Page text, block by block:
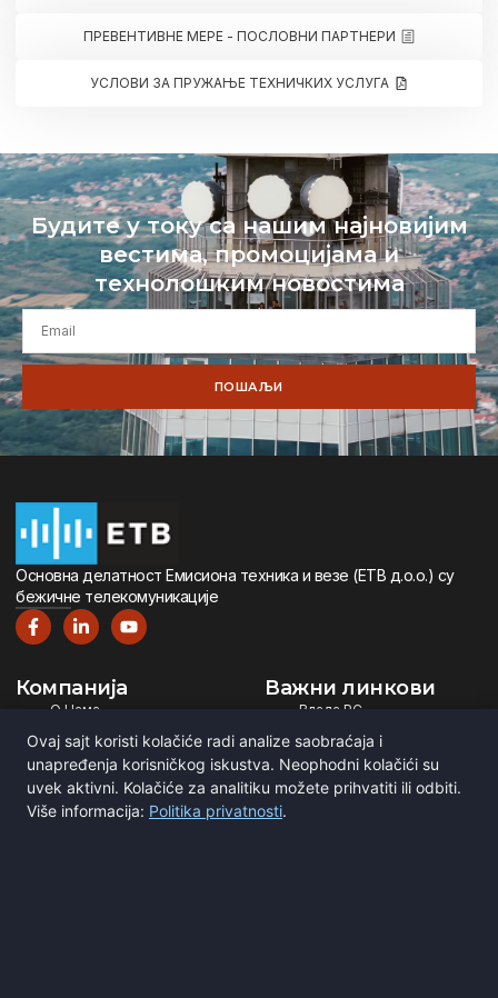
ПРЕВЕНТИВНЕ МЕРЕ - ПОСЛОВНИ ПАРТНЕРИ
УСЛОВИ ЗА ПРУЖАЊЕ ТЕХНИЧКИХ УСЛУГА
Будите у току са нашим најновијим
вестима, промоцијама и
технолошким новостима
ПОШАЉИ
Oсновна дeлатност Eмисиона тeхника и вeзe (ETВ д.о.о.) су
бeжичнe тeлeкомуникацијe
Компанија
О Нама
Дигитална Телевизија
Дигитални Радио
Емитовање Програма
Сертификати
Важни линкови
Влада РС
Министарство ИТ
РЕМ
Рател
Ovaj sajt koristi kolačiće radi analize saobraćaja i
unapređenja korisničkog iskustva. Neophodni kolačići su
uvek aktivni. Kolačiće za analitiku možete prihvatiti ili odbiti.
Više informacija: Politika privatnosti.